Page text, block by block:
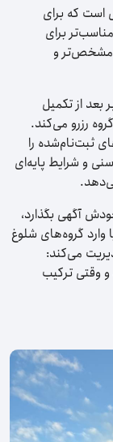
که برای
برای
مشخص‌تر و
بعد از تکمیل
رزرو می‌کند.
ثبت‌نام‌شده را
و شرایط پایه‌ای
آگهی بگذارد،
وارد گروه‌های شلوغ
می‌کند:
وقتی ترکیب